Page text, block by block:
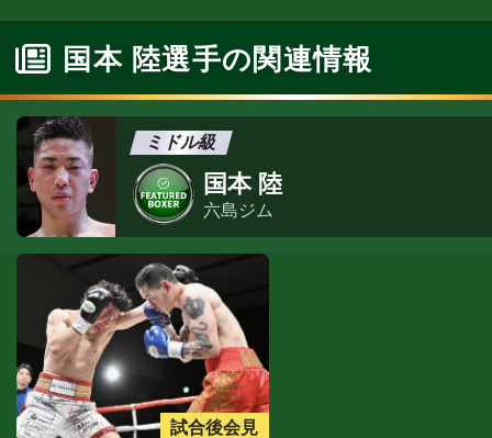
国本 陸選手の関連情報
ミドル級
国本 陸
六島ジム
試合後会見